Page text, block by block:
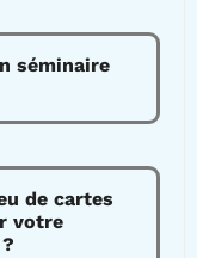
séminaire
de cartes
votre